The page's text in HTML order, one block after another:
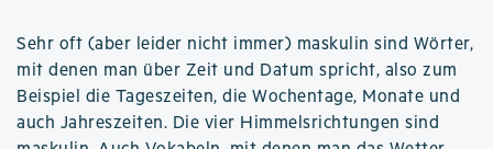
Sehr oft (aber leider nicht immer) maskulin sind Wörter,
mit denen man über Zeit und Datum spricht, also zum
Beispiel die Tageszeiten, die Wochentage, Monate und
auch Jahreszeiten. Die vier Himmelsrichtungen sind